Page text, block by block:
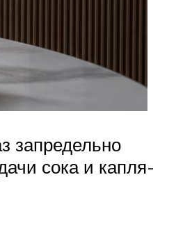
запредельно
сока и капля-